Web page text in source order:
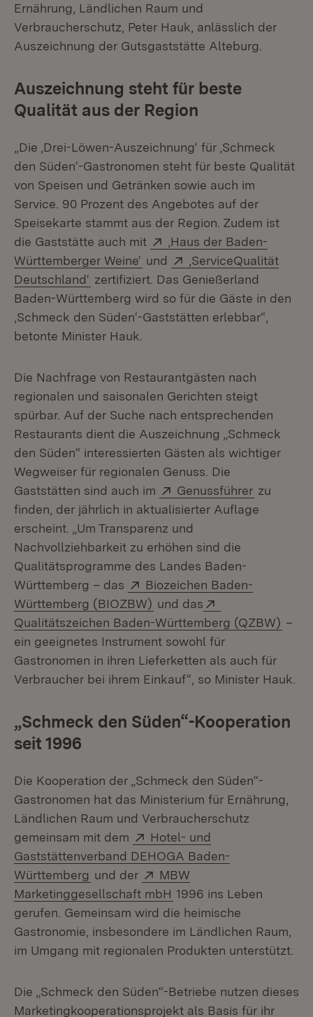
Ernährung, Ländlichen Raum und
Verbraucherschutz, Peter Hauk, anlässlich der
Auszeichnung der Gutsgaststätte Alteburg.
Auszeichnung steht für beste
Qualität aus der Region
„Die ,Drei-Löwen-Auszeichnung‘ für ,Schmeck
den Süden‘-Gastronomen steht für beste Qualität
von Speisen und Getränken sowie auch im
Service. 90 Prozent des Angebotes auf der
Speisekarte stammt aus der Region. Zudem ist
die Gaststätte auch mit
Extern:
,Haus der Baden-
Württemberger Weine‘ (Öffnet in neuem Fenster)
und Extern:
,ServiceQualität
Deutschland‘ (Öffnet in neuem Fenster)
zertifiziert. Das Genießerland
Baden-Württemberg wird so für die Gäste in den
,Schmeck den Süden‘-Gaststätten erlebbar“,
betonte Minister Hauk.
Die Nachfrage von Restaurantgästen nach
regionalen und saisonalen Gerichten steigt
spürbar. Auf der Suche nach entsprechenden
Restaurants dient die Auszeichnung „Schmeck
den Süden“ interessierten Gästen als wichtiger
Wegweiser für regionalen Genuss. Die
Gaststätten sind auch im
Extern:
Genussführer (Öffnet in
zu
finden, der jährlich in aktualisierter Auflage
erscheint. „Um Transparenz und
Nachvollziehbarkeit zu erhöhen sind die
Qualitätsprogramme des Landes Baden-
Württemberg – das
Extern:
Biozeichen Baden-
Württemberg (BIOZBW) (Öffnet in neuem Fenster)
und das
Qualitätszeichen Baden-Württemberg (QZBW) –
ein geeignetes Instrument sowohl für
Gastronomen in ihren Lieferketten als auch für
Verbraucher bei ihrem Einkauf“, so Minister Hauk.
„Schmeck den Süden“-Kooperation
seit 1996
Die Kooperation der „Schmeck den Süden“-
Gastronomen hat das Ministerium für Ernährung,
Ländlichen Raum und Verbraucherschutz
gemeinsam mit dem
Extern:
Hotel- und
Gaststättenverband DEHOGA Baden-
Württemberg (Öffnet in neuem Fenster)
und der Extern:
MBW
Marketinggesellschaft mbH (Öffnet in neuem
1996 ins Leben
gerufen. Gemeinsam wird die heimische
Gastronomie, insbesondere im Ländlichen Raum,
im Umgang mit regionalen Produkten unterstützt.
Die „Schmeck den Süden“-Betriebe nutzen dieses
Marketingkooperationsprojekt als Basis für ihr